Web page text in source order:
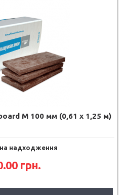
М 100 мм (0,61 х 1,25 м)
надходження
грн.